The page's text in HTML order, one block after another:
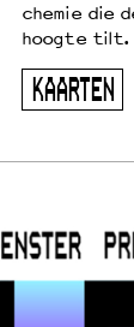
chemie die
hoogte tilt.
KAARTEN